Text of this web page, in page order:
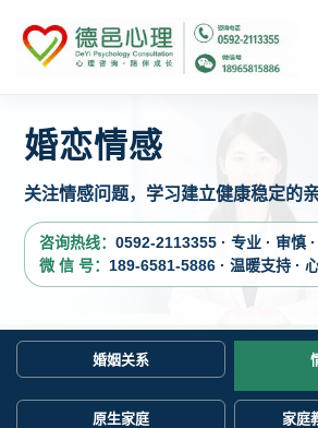
婚恋情感
关注情感问题，学习建立健康稳定的亲
咨询热线： 0592-2113355 · 专业 · 审慎
微 信 号： 189-6581-5886 · 温暖支持 ·
婚姻关系
原生家庭 家庭